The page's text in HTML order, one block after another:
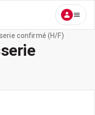
confirmé (H/F)